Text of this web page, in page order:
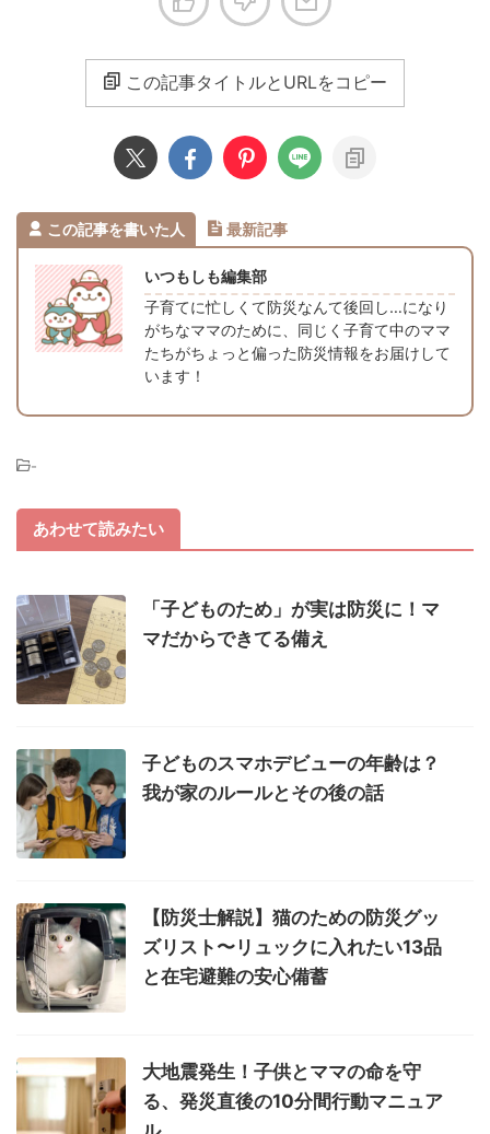
この記事タイトルとURLをコピー
この記事を書いた人 最新記事
いつもしも編集部
子育てに忙しくて防災なんて後回し…になり
がちなママのために、同じく子育て中のママ
たちがちょっと偏った防災情報をお届けして
います！
-
あわせて読みたい
「子どものため」が実は防災に！マ
マだからできてる備え
子どものスマホデビューの年齢は？
我が家のルールとその後の話
【防災士解説】猫のための防災グッ
ズリスト〜リュックに入れたい13品
と在宅避難の安心備蓄
大地震発生！子供とママの命を守
る、発災直後の10分間行動マニュア